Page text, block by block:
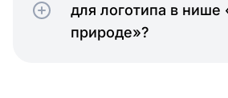
для логотипа в нише
природе»?